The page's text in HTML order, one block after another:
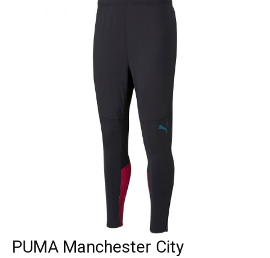
PUMA Manchester City